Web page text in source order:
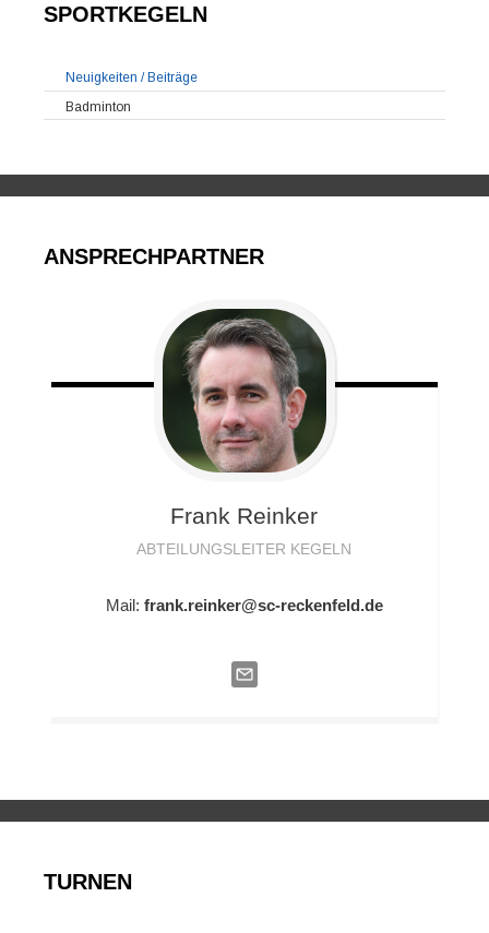
SPORTKEGELN
Neuigkeiten / Beiträge
Badminton
ANSPRECHPARTNER
Frank Reinker
ABTEILUNGSLEITER KEGELN
Mail: frank.reinker@sc-reckenfeld.de
TURNEN